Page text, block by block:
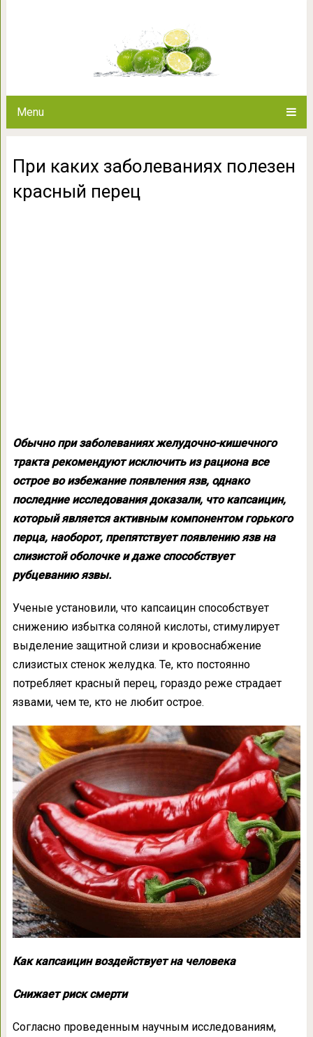
Menu
При каких заболеваниях полезен
красный перец
Обычно при заболеваниях желудочно-кишечного
тракта рекомендуют исключить из рациона все
острое во избежание появления язв, однако
последние исследования доказали, что капсаицин,
который является активным компонентом горького
перца, наоборот, препятствует появлению язв на
слизистой оболочке и даже способствует
рубцеванию язвы.
Ученые установили, что капсаицин способствует
снижению избытка соляной кислоты, стимулирует
выделение защитной слизи и кровоснабжение
слизистых стенок желудка. Те, кто постоянно
потребляет красный перец, гораздо реже страдает
язвами, чем те, кто не любит острое.
Как капсаицин воздействует на человека
Снижает риск смерти
Согласно проведенным научным исследованиям,